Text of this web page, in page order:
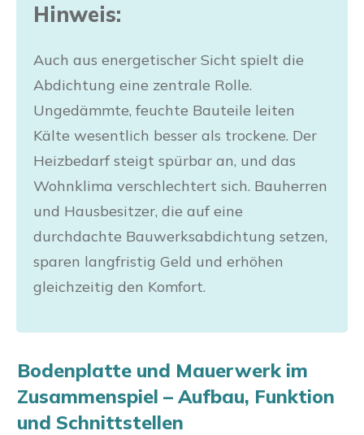
Hinweis:
Auch aus energetischer Sicht spielt die
Abdichtung eine zentrale Rolle.
Ungedämmte, feuchte Bauteile leiten
Kälte wesentlich besser als trockene. Der
Heizbedarf steigt spürbar an, und das
Wohnklima verschlechtert sich. Bauherren
und Hausbesitzer, die auf eine
durchdachte Bauwerksabdichtung setzen,
sparen langfristig Geld und erhöhen
gleichzeitig den Komfort.
Bodenplatte und Mauerwerk im
Zusammenspiel – Aufbau, Funktion
und Schnittstellen